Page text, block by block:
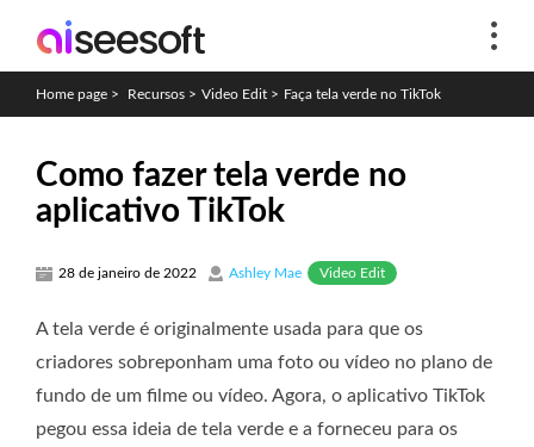
Home page > Recursos > Video Edit > Faça tela verde no TikTok
Como fazer tela verde no
aplicativo TikTok
28 de janeiro de 2022 Ashley Mae Video Edit
A tela verde é originalmente usada para que os
criadores sobreponham uma foto ou vídeo no plano de
fundo de um filme ou vídeo. Agora, o aplicativo TikTok
pegou essa ideia de tela verde e a forneceu para os